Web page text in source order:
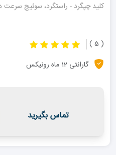
کلید چپگرد - راستگرد، سوئیچ سرعت
( 5 )
گارانتی 12 ماه رونیکس
تماس بگیرید